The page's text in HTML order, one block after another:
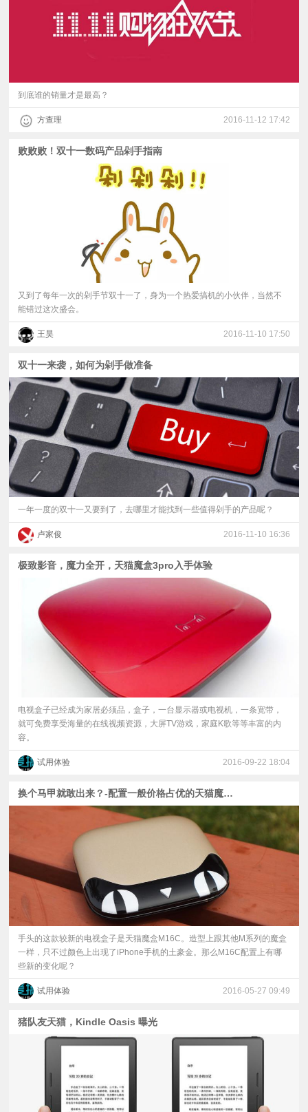
到底谁的销量才是最高？
方查理 2016-11-12 17:42
败败败！双十一数码产品剁手指南
又到了每年一次的剁手节双十一了，身为一个热爱搞机的小伙伴，当然不
能错过这次盛会。
王昊 2016-11-10 17:50
双十一来袭，如何为剁手做准备
一年一度的双十一又要到了，去哪里才能找到一些值得剁手的产品呢？
卢家俊 2016-11-10 16:36
极致影音，魔力全开，天猫魔盒3pro入手体验
电视盒子已经成为家居必须品，盒子，一台显示器或电视机，一条宽带，
就可免费享受海量的在线视频资源，大屏TV游戏，家庭K歌等等丰富的内
容。
试用体验 2016-09-22 18:04
换个马甲就敢出来？-配置一般价格占优的天猫魔盒M16C
手头的这款较新的电视盒子是天猫魔盒M16C。造型上跟其他M系列的魔盒
一样，只不过颜色上出现了iPhone手机的土豪金。那么M16C配置上有哪
些新的变化呢？
试用体验 2016-05-27 09:49
猪队友天猫，Kindle Oasis 曝光